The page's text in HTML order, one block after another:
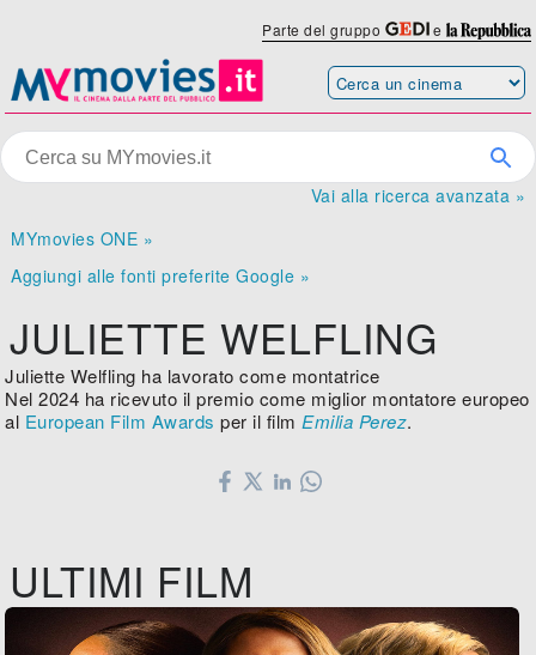
Parte del gruppo e
Vai alla ricerca avanzata »
MYmovies ONE »
Aggiungi alle fonti preferite Google »
JULIETTE WELFLING
Juliette Welfling ha lavorato come montatrice
Nel 2024 ha ricevuto il premio come miglior montatore europeo
al European Film Awards per il filmEmilia Perez.
ULTIMI FILM